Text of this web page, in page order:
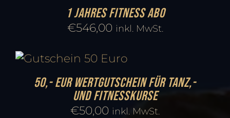
1 Jahres Fitness Abo
€546,00 inkl. MwSt.
50,- EUR Wertgutschein für Tanz,-
und Fitnesskurse
€50,00 inkl. MwSt.